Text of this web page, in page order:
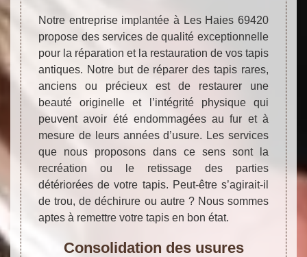
Notre entreprise implantée à Les Haies 69420
propose des services de qualité exceptionnelle
pour la réparation et la restauration de vos tapis
antiques. Notre but de réparer des tapis rares,
anciens ou précieux est de restaurer une
beauté originelle et l’intégrité physique qui
peuvent avoir été endommagées au fur et à
mesure de leurs années d’usure. Les services
que nous proposons dans ce sens sont la
recréation ou le retissage des parties
détériorées de votre tapis. Peut-être s’agirait-il
de trou, de déchirure ou autre ? Nous sommes
aptes à remettre votre tapis en bon état.
Consolidation des usures